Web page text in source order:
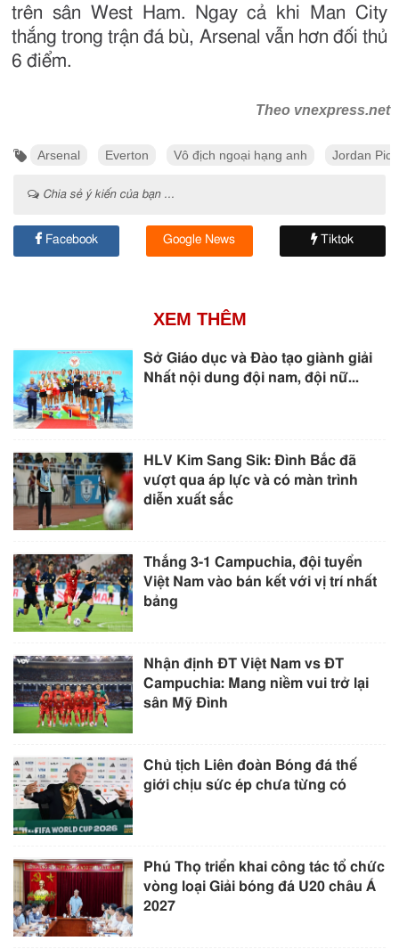
trên sân West Ham. Ngay cả khi Man City
thắng trong trận đá bù, Arsenal vẫn hơn đối thủ
6 điểm.
Theo vnexpress.net
Arsenal Everton Vô địch ngoại hạng anh Jordan
Chia sẻ ý kiến của bạn ...
Facebook Google News Tiktok
XEM THÊM
Sở Giáo dục và Đào tạo giành giải
Nhất nội dung đội nam, đội nữ...
HLV Kim Sang Sik: Đình Bắc đã
vượt qua áp lực và có màn trình
diễn xuất sắc
Thắng 3-1 Campuchia, đội tuyển
Việt Nam vào bán kết với vị trí nhất
bảng
Nhận định ĐT Việt Nam vs ĐT
Campuchia: Mang niềm vui trở lại
sân Mỹ Đình
Chủ tịch Liên đoàn Bóng đá thế
giới chịu sức ép chưa từng có
Phú Thọ triển khai công tác tổ chức
vòng loại Giải bóng đá U20 châu Á
2027